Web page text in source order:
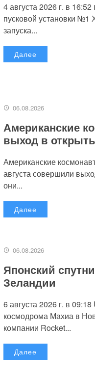
4 августа 2026 г. в
пусковой установки №1
запуска...
Далее
06.08.2026
Американские
выход в
Американские
августа совершили
они...
Далее
06.08.2026
Японский
Зеландии
6 августа 2026 г. в
космодрома Махиа в
компании Rocket...
Далее